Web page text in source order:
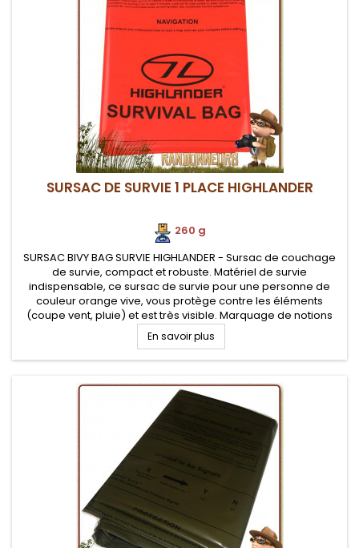
SURSAC DE SURVIE 1 PLACE HIGHLANDER
260 g
SURSAC BIVY BAG SURVIE HIGHLANDER - Sursac de couchage
de survie, compact et robuste. Matériel de survie
indispensable, ce sursac de survie pour une personne de
couleur orange vive, vous protège contre les éléments
(coupe vent, pluie) et est très visible. Marquage de notions
de survie sur le sac tel un guide de survie grandeur nature
(inscriptions en...
En savoir plus